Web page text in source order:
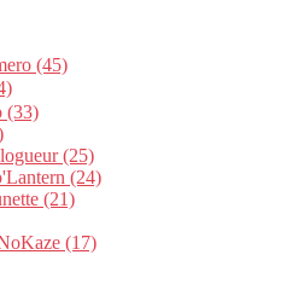
(45)
(33)
(25)
(24)
(21)
(17)